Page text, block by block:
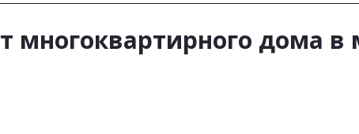
дома в